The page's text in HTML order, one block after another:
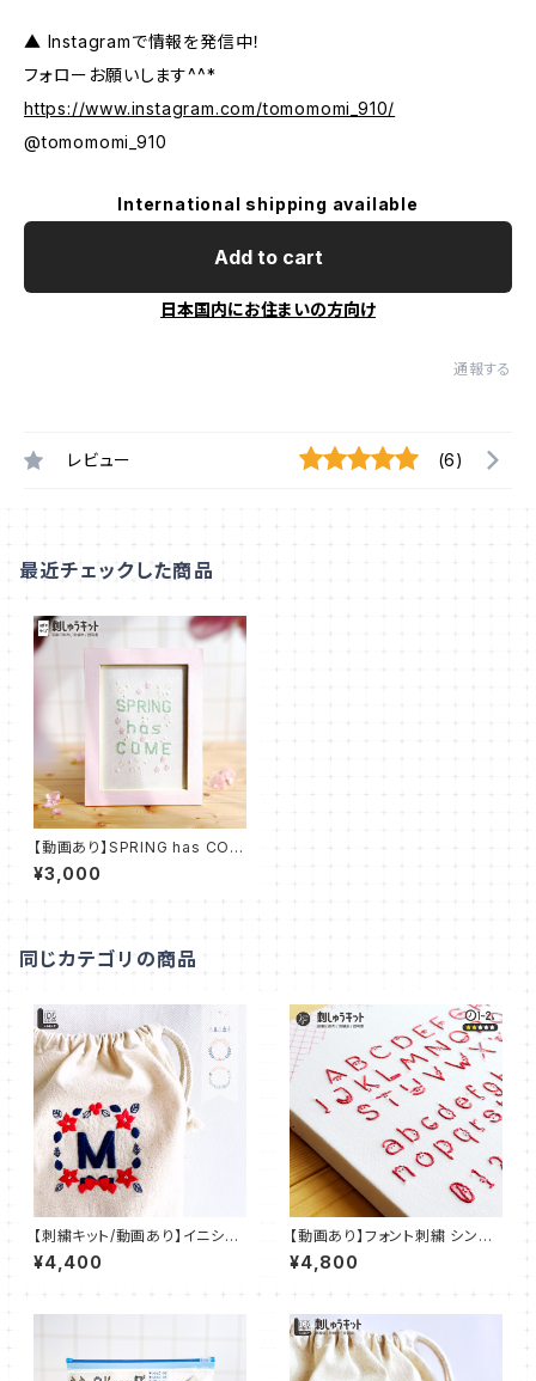
▲ Instagramで情報を発信中！
フォローお願いします^^*
https://www.instagram.com/tomomomi_910/
@tomomomi_910
International shipping available
Add to cart
日本国内にお住まいの方向け
通報する
レビュー (6)
最近チェックした商品
【動画あり】SPRING has COM
E【図案印刷済み】：KIT_004
¥3,000
同じカテゴリの商品
【刺繍キット/動画あり】イニシャ
ル デコ 刺繍 IDEable LIGHT
クリスマス’24：IDL_K01
¥4,400
【動画あり】フォント刺繍 シンプ
ルねこフォント：FNT_K001
¥4,800